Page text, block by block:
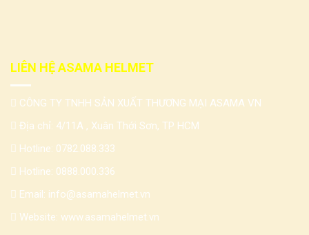
LIÊN HỆ ASAMA HELMET
CÔNG TY TNHH SẢN XUẤT THƯƠNG MẠI ASAMA VN
Địa chỉ: 4/11A , Xuân Thới Sơn, TP HCM
Hotline: 0782.088.333
Hotline: 0888.000.336
Email: info@asamahelmet.vn
Website: www.asamahelmet.vn